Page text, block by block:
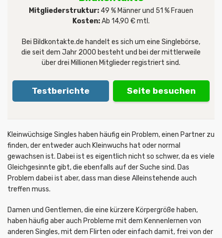
Mitgliederstruktur: 49 % Männer und 51 % Frauen
Kosten:Ab 14,90 € mtl.
Bei Bildkontakte.de handelt es sich um eine Singlebörse,
die seit dem Jahr 2000 besteht und bei der mittlerweile
über drei Millionen Mitglieder registriert sind.
Testberichte Seite besuchen
Kleinwüchsige Singles haben häufig ein Problem, einen Partner zu
finden, der entweder auch Kleinwuchs hat oder normal
gewachsen ist. Dabei ist es eigentlich nicht so schwer, da es viele
Gleichgesinnte gibt, die ebenfalls auf der Suche sind. Das
Problem dabei ist aber, dass man diese Alleinstehende auch
treffen muss.
Damen und Gentlemen, die eine kürzere Körpergröße haben,
haben häufig aber auch Probleme mit dem Kennenlernen von
anderen Singles, mit dem Flirten oder einfach damit, frei von der